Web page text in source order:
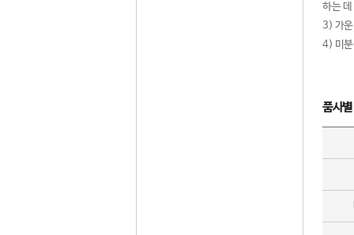
하는
3) 가운
4) 미분
품사